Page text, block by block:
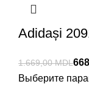
Adidași
1.669,00MDL
Выберите